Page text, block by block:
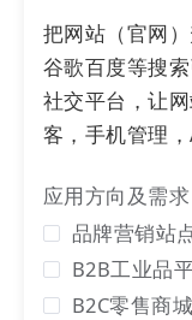
提交申请后，本
表，对方审核通
把网站（官网
谷歌百度等搜
社交平台，让
客，手机管理
应用方向及需求
品牌营销站
B2B工业品
B2C零售商城